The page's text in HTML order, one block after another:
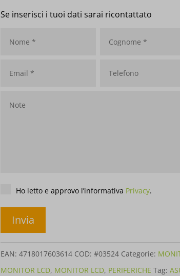
Se inserisci i tuoi dati sarai ricontattato
*
Ho letto e approvo l’informativa Privacy.
EAN:4718017603614 COD:#03524 Categorie:
MONITOR LCD, MONITOR LCD, PERIFERICHE Tag: